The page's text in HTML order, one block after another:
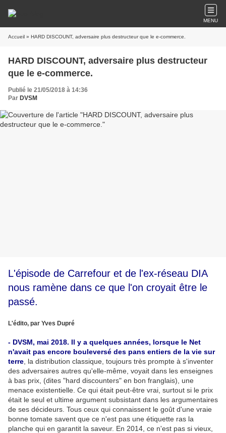
MENU
Accueil » HARD DISCOUNT, adversaire plus destructeur que le e-commerce.
HARD DISCOUNT, adversaire plus destructeur
que le e-commerce.
Publié le 21/05/2018 à 14:36
Par DVSM
L'épisode de Carrefour et de l'ex-réseau DIA
nous ramène dans ce que l'on croyait être le
passé.
L'édito, par Yves Dupré
- DVSM, mai 2018. Il y a quelques années, lorsque le Net
n'avait pas encore bouleversé des pans entiers de la vie sur
terre , la distribution classique, toujours très prompte à s'inventer
des adversaires autres qu'elle-même, voyait dans les enseignes
à bas prix, (dites "hard discounters" en bon franglais), une
menace existentielle. Ce qui était peut-être vrai, surtout si le prix
était le seul et ultime argument subsistant dans les argumentaires
de ses décideurs. Tous ceux qui connaissent le goût d'une vraie
bonne tomate savent que ce n'est pas une étiquette ras la
planche qui en garantit la saveur. En 2014, ce n'est pas si vieux,